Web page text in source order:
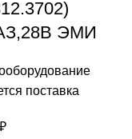
ЭМИ
поставка
₽